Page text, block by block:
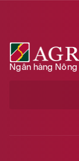
Ngân hàng